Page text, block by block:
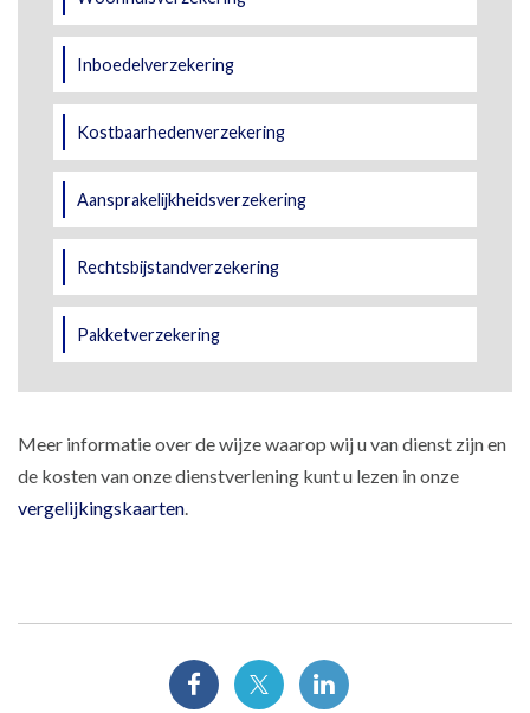
Inboedelverzekering
Kostbaarhedenverzekering
Aansprakelijkheidsverzekering
Rechtsbijstandverzekering
Pakketverzekering
Meer informatie over de wijze waarop wij u van dienst zijn en
de kosten van onze dienstverlening kunt u lezen in onze
vergelijkingskaarten